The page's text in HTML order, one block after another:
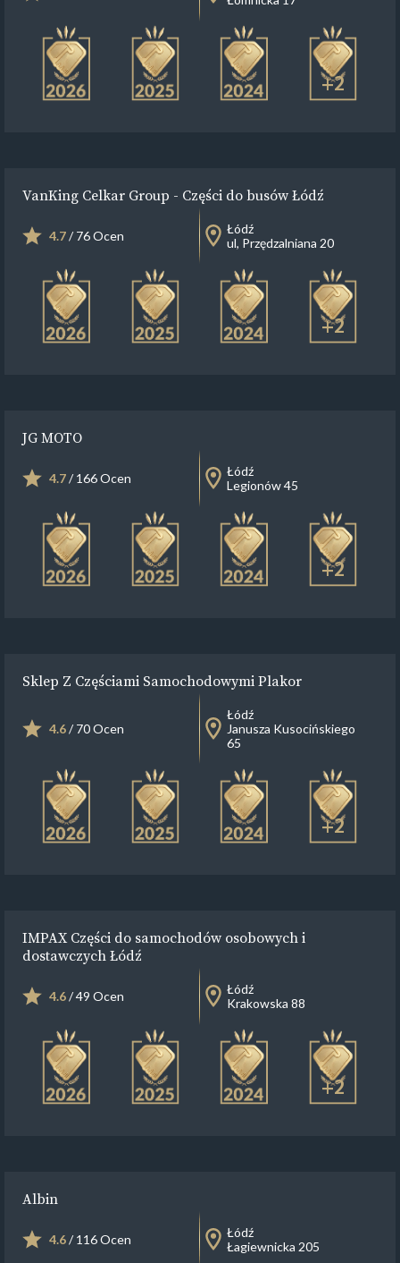
+2
VanKing Celkar Group - Części do busów Łódź
4.7/ 76 Ocen
Łódź
ul, Przędzalniana 20
+2
JG MOTO
4.7/ 166 Ocen
Łódź
Legionów 45
+2
Sklep Z Częściami Samochodowymi Plakor
4.6/ 70 Ocen
Łódź
Janusza Kusocińskiego
65
+2
IMPAX Części do samochodów osobowych i
dostawczych Łódź
4.6/ 49 Ocen
Łódź
Krakowska 88
+2
Albin
4.6/ 116 Ocen
Łódź
Łagiewnicka 205